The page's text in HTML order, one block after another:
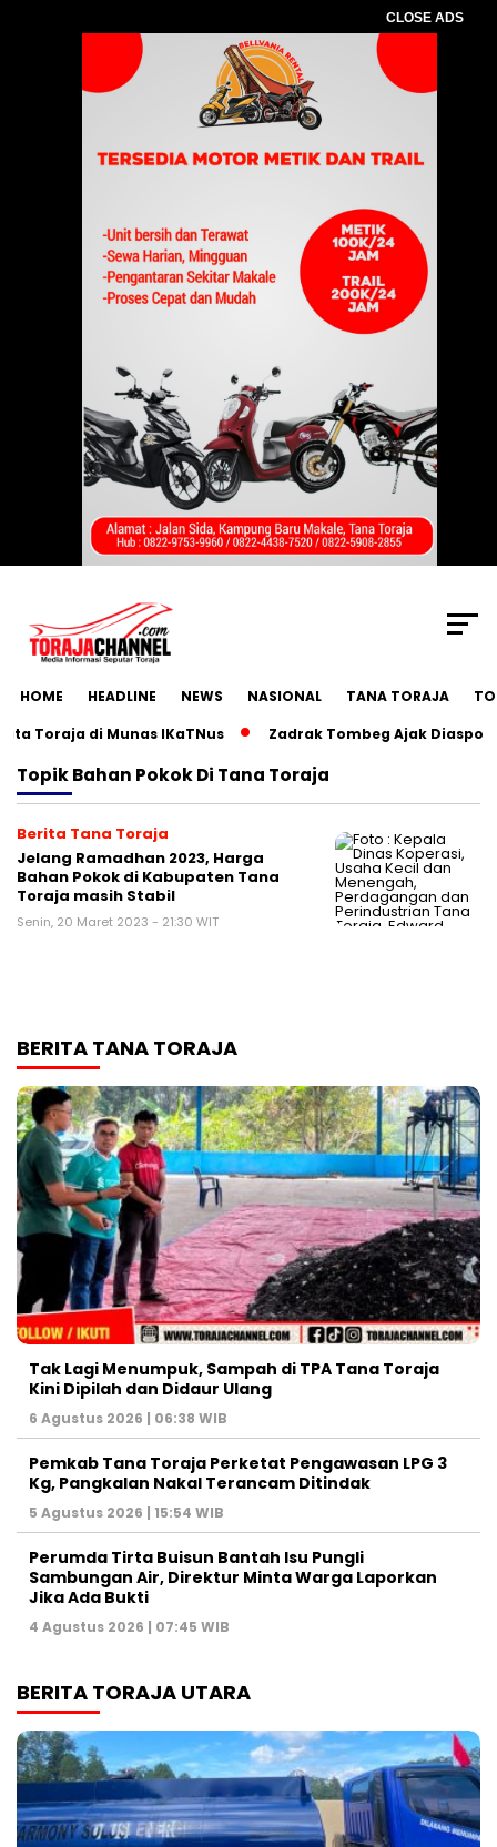
CLOSE ADS
HOME HEADLINE NEWS NASIONAL TANA TORAJA
Toraja di Munas IKaTNus
Zadrak Tombeg Ajak Diaspora
TopikBahan Pokok Di Tana Toraja
Berita Tana Toraja
Jelang Ramadhan 2023, Harga
Bahan Pokok di Kabupaten Tana
Toraja masih Stabil
Senin, 20 Maret 2023 - 21:30 WIT
BERITA TANA TORAJA
Tak Lagi Menumpuk, Sampah di TPA Tana Toraja
Kini Dipilah dan Didaur Ulang
6 Agustus 2026 | 06:38 WIB
Pemkab Tana Toraja Perketat Pengawasan LPG 3
Kg, Pangkalan Nakal Terancam Ditindak
5 Agustus 2026 | 15:54 WIB
Perumda Tirta Buisun Bantah Isu Pungli
Sambungan Air, Direktur Minta Warga Laporkan
Jika Ada Bukti
4 Agustus 2026 | 07:45 WIB
BERITA TORAJA UTARA